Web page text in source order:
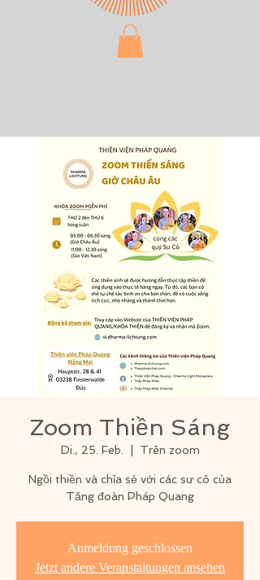
Zoom Thiền Sáng
Di., 25. Feb. Trên zoom
Ngồi thiền và chỉa sẻ với các sư cô của
Tăng đoàn Pháp Quang
Anmeldung geschlossen
Jetzt andere Veranstaltungen ansehen